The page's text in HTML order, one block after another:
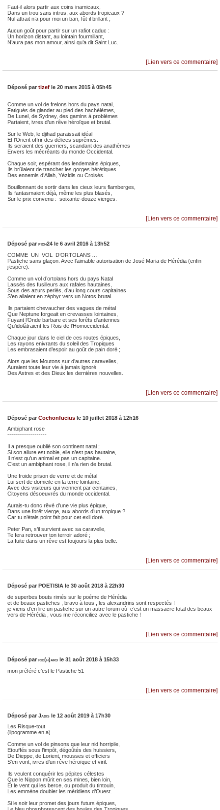
Faut-il alors partir aux coins inamicaux,
Dans un trou sans intrus, aux abords tropicaux ?
Nul attrait n’a pour moi un ban, fût-il brillant ;
Aucun goût pour partir sur un rafiot caduc :
Un horizon distant, au lointain fourmillant,
N’aura pas mon amour, ainsi qu’a dit Saint Luc.
[Lien vers ce commentaire]
Déposé par tizef le 20 mars 2015 à 05h45
Comme un vol de frelons hors du pays natal,
Fatigués de glander au pied des hachélèmes,
De Lunel, de Sydney, des gamins à problèmes
Partaient, ivres d’un rêve héroïque et brutal.
Sur le Web, le djihad paraissait idéal
Et l’Orient offrir des délices suprêmes.
Ils seraient des guerriers, scandant des anathèmes
Envers les mécréants du monde Occidental.
Chaque soir, espérant des lendemains épiques,
Ils brûlaient de trancher les gorges hérétiques
Des ennemis d’Allah, Yézidis ou Croisés.
Bouillonnant de sortir dans les cieux leurs flamberges,
Ils fantasmaient déjà, même les plus blasés,
Sur le prix convenu : soixante-douze vierges.
[Lien vers ce commentaire]
Déposé par pich24 le 6 avril 2016 à 13h52
COMME UN VOL D’ORTOLANS …
Pastiche sans glaçon. Avec l’aimable autorisation de José Maria de Hérédia (enfin
j’espère).
Comme un vol d’ortolans hors du pays Natal
Lassés des fusilleurs aux rafales hautaines,
Sous des azurs perlés, d’au long cours capitaines
S’en allaient en zéphyr vers un Notos brutal.
Ils partaient chevaucher des vagues de métal
Que Neptune forgeait en crevasses lointaines,
Fuyant l’Onde barbare et ses forêts d’antennes
Qu’idolâtraient les Rois de l’Homoccidental.
Chaque jour dans le ciel de ces routes épiques,
Les rayons enivrants du soleil des Tropiques
Les embrasaient d’espoir au goût de pain doré ;
Alors que les Moutons sur d’autres caravelles,
Auraient toute leur vie à jamais ignoré
Des Astres et des Dieux les dernières nouvelles.
[Lien vers ce commentaire]
Déposé par Cochonfucius le 10 juillet 2018 à 12h16
Ambiphant rose
--------------------
Il a presque oublié son continent natal ;
Si son allure est noble, elle n’est pas hautaine,
Il n’est qu’un animal et pas un capitaine.
C’est un ambiphant rose, il n’a rien de brutal.
Une froide prison de verre et de métal
Lui sert de domicile en la terre lointaine,
Avec des visiteurs qui viennent par centaines,
Citoyens désoeuvrés du monde occidental.
Aurais-tu donc rêvé d’une vie plus épique,
Dans une forêt vierge, aux abords d’un tropique ?
Car tu n’étais point fait pour cet exil doré.
Peter Pan, s’il survient avec sa caravelle,
Te fera retrouver ton terroir adoré ;
La fuite dans un rêve est toujours la plus belle.
[Lien vers ce commentaire]
Déposé par POETISIA le 30 août 2018 à 22h30
de superbes bouts rimés sur le poéme de Hérédia
et de beaux pastiches , bravo à tous , les alexandrins sont respectés !
je viens d’en lire un pastiche sur un autre forum où c’est un massacre total des beaux
vers de Hérédia , vous me réconciliez avec le pastiche !
[Lien vers ce commentaire]
Déposé par ric(h)ard le 31 août 2018 à 15h33
mon préféré c’est le Pastiche 51
[Lien vers ce commentaire]
Déposé par Jadis le 12 août 2019 à 17h30
Les Risque-tout
(lipogramme en a)
Comme un vol de pinsons que leur nid horripile,
Etouffés sous l’impôt, dégoûtés des huissiers,
De Dieppe, de Lorient, mousses et officiers
S’en vont, ivres d’un rêve héroïque et viril.
Ils veulent conquérir les pépites célestes
Que le Nippon mûrit en ses mines, bien loin,
Et le vent qui les berce, ou produit du tintouin,
Les emmène doubler les méridiens d’Ouest.
Si le soir leur promet des jours futurs épiques,